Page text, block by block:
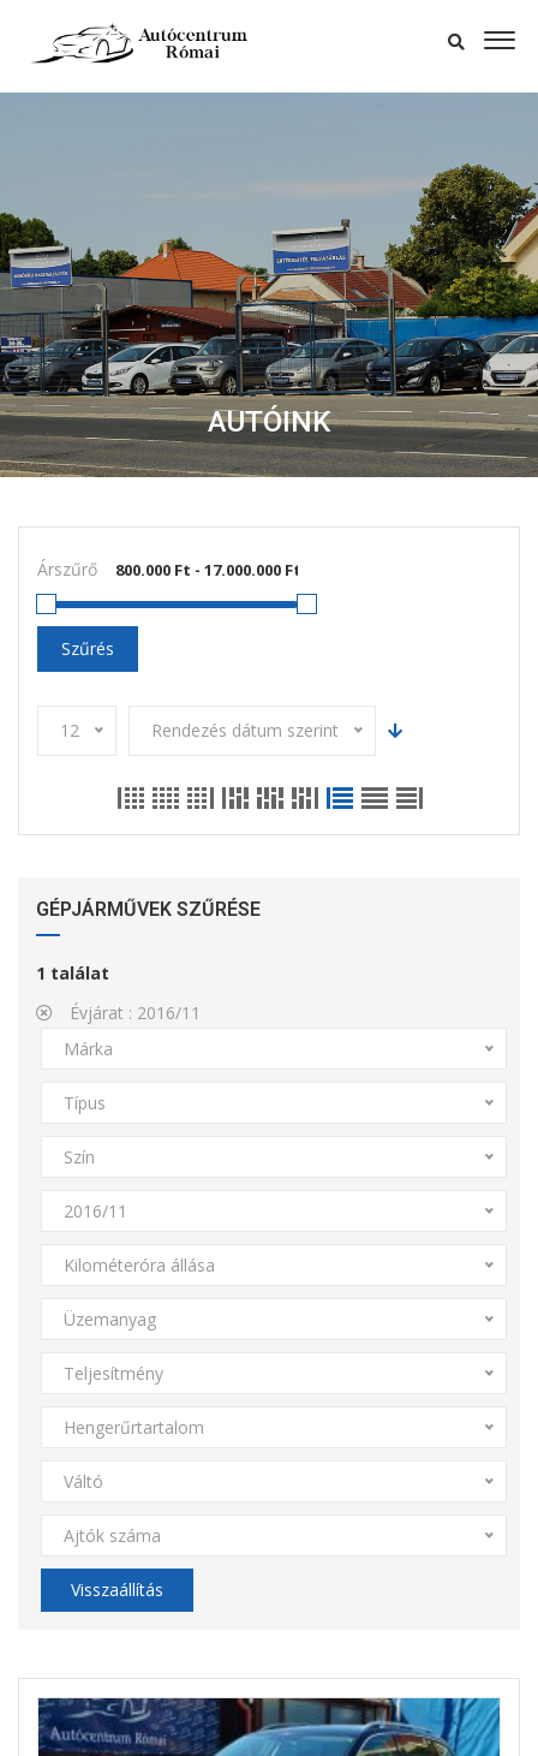
AUTÓINK
Árszűrő
Szűrés
12 Rendezés dátum szerint
GÉPJÁRMŰVEK SZŰRÉSE
1 találat
Évjárat : 2016/11
Márka
Típus
Szín
2016/11
Kilométeróra állása
Üzemanyag
Teljesítmény
Hengerűrtartalom
Váltó
Ajtók száma
Visszaállítás